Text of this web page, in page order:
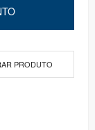
PRODUTO